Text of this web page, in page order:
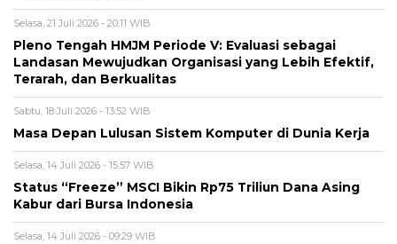
Selasa, 21 Juli 2026 - 20:11 WIB
Pleno Tengah HMJM Periode V: Evaluasi sebagai
Landasan Mewujudkan Organisasi yang Lebih Efektif,
Terarah, dan Berkualitas
Sabtu, 18 Juli 2026 - 13:52 WIB
Masa Depan Lulusan Sistem Komputer di Dunia Kerja
Selasa, 14 Juli 2026 - 15:57 WIB
Status “Freeze” MSCI Bikin Rp75 Triliun Dana Asing
Kabur dari Bursa Indonesia
Selasa, 14 Juli 2026 - 09:29 WIB